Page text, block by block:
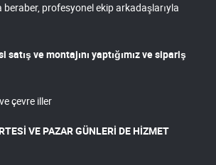
profesyonel ekip arkadaşlarıyla
ve montajını yaptığımız ve sipariş
çevre iller
VE PAZAR GÜNLERİ DE HİZMET